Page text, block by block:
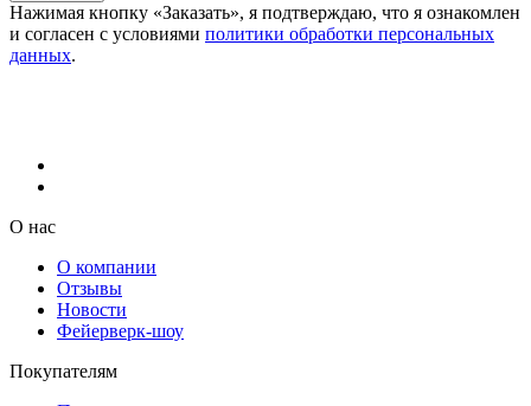
Нажимая кнопку «Заказать», я подтверждаю, что я ознакомлен
и согласен с условиями политики обработки персональных
данных.
О нас
О компании
Отзывы
Новости
Фейерверк-шоу
Покупателям